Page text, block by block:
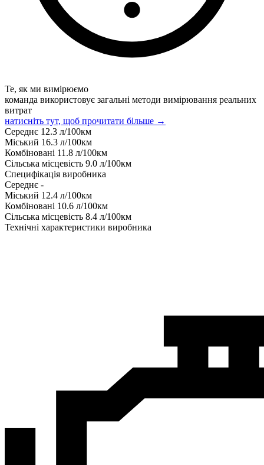
Те, як ми вимірюємо
команда використовує загальні методи вимірювання реальних
витрат
натисніть тут, щоб прочитати більше →
Середнє 12.3 л/100км
Міський 16.3 л/100км
Комбіновані 11.8 л/100км
Сільська місцевість 9.0 л/100км
Специфікація виробника
Середнє -
Міський 12.4 л/100км
Комбіновані 10.6 л/100км
Сільська місцевість 8.4 л/100км
Технічні характеристики виробника